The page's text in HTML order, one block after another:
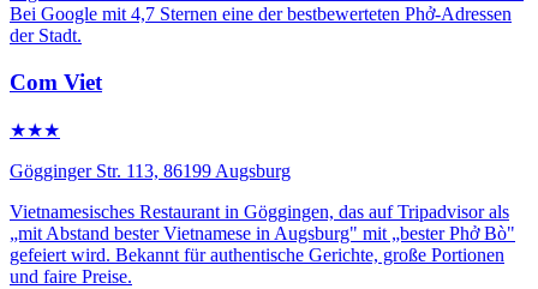
Bei Google mit 4,7 Sternen eine der bestbewerteten Phở-Adressen
der Stadt.
Com Viet
★★★
Gögginger Str. 113, 86199 Augsburg
Vietnamesisches Restaurant in Göggingen, das auf Tripadvisor als
„mit Abstand bester Vietnamese in Augsburg" mit „bester Phở Bò"
gefeiert wird. Bekannt für authentische Gerichte, große Portionen
und faire Preise.